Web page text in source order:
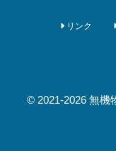
リンク
© 2021-2026 無機